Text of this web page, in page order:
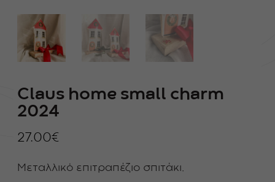
Claus home small charm
2024
27.00€
Μεταλλικό επιτραπέζιο σπιτάκι.